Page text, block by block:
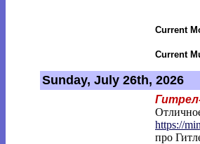
Current
Current
Sunday, July 26th, 2026
https://
про